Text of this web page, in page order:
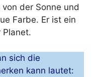
der Sonne und
Farbe. Er ist ein
Planet.
sich die
kann lautet: